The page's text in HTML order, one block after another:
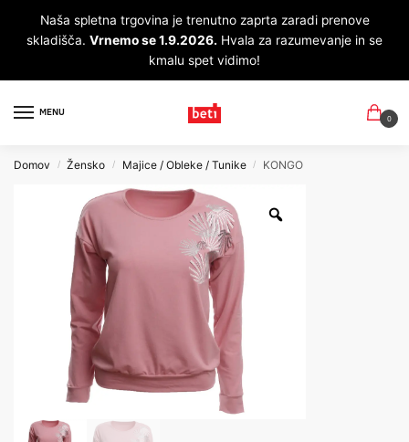
Naša spletna trgovina je trenutno zaprta zaradi prenove
skladišča. Vrnemo se 1.9.2026. Hvala za razumevanje in se
kmalu spet vidimo!
MENU
0
Domov / Žensko / Majice / Obleke / Tunike / KONGO